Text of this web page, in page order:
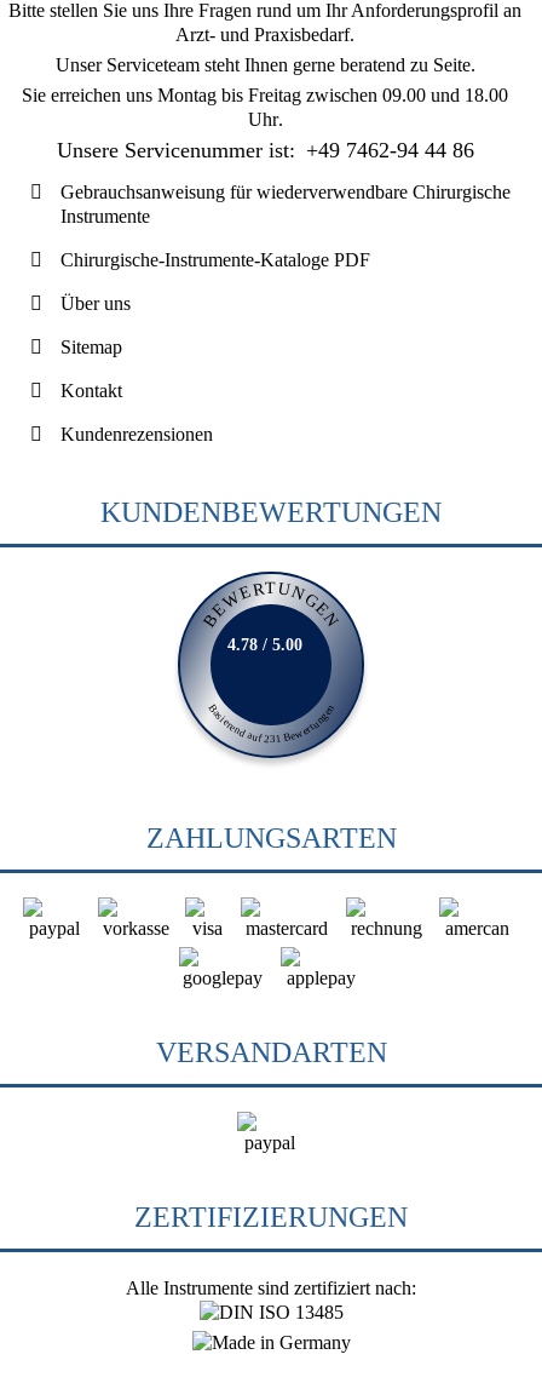
Bitte stellen Sie uns Ihre Fragen rund um Ihr Anforderungsprofil an
Arzt- und Praxisbedarf.
Unser Serviceteam steht Ihnen gerne beratend zu Seite.
Sie erreichen uns Montag bis Freitag zwischen 09.00 und 18.00
Uhr.
Unsere Servicenummer ist: +49 7462-94 44 86
Gebrauchsanweisung für wiederverwendbare Chirurgische
Instrumente
Chirurgische-Instrumente-Kataloge PDF
Über uns
Sitemap
Kontakt
Kundenrezensionen
KUNDENBEWERTUNGEN
BEWERTUNGEN
Basierend auf 231 Bewertungen
4.78 / 5.00
ZAHLUNGSARTEN
VERSANDARTEN
ZERTIFIZIERUNGEN
Alle Instrumente sind zertifiziert nach: